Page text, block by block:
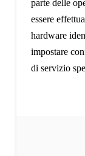
parte delle
essere
hardware
impostare
di servizio